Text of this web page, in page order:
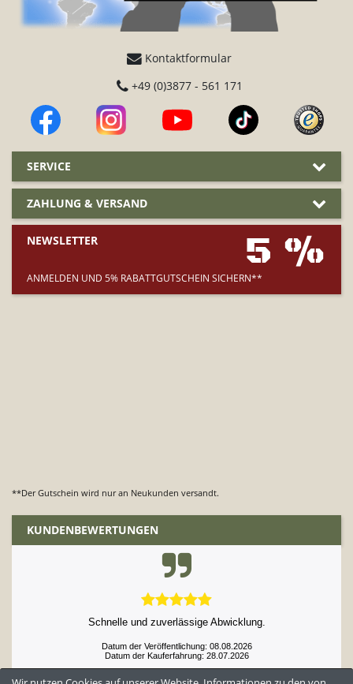
Kontaktformular
+49 (0)3877 - 561 171
SERVICE
ZAHLUNG & VERSAND
NEWSLETTER 5 %
ANMELDEN UND 5% RABATTGUTSCHEIN SICHERN**
**Der Gutschein wird nur an Neukunden versandt.
KUNDENBEWERTUNGEN
einfach klasse und ebensolche Qualität
Datum der Veröffentlichung: 08.08.2026
Datum der Kauferfahrung: 29.07.2026